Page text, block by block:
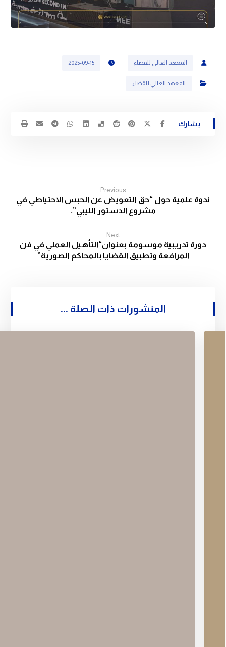
المعهد العالي للقضاء 2025-09-15
المعهد العالي للقضاء
Previous
ندوة علمية حول “حق التعويض عن الحبس الاحتياطي في
مشروع الدستور الليبي”.
Next
دورة تدريبية موسومة بعنوان“التأهيل العملي في فن
المرافعة وتطبيق القضايا بالمحاكم الصورية”
المنشورات ذات الصلة ...